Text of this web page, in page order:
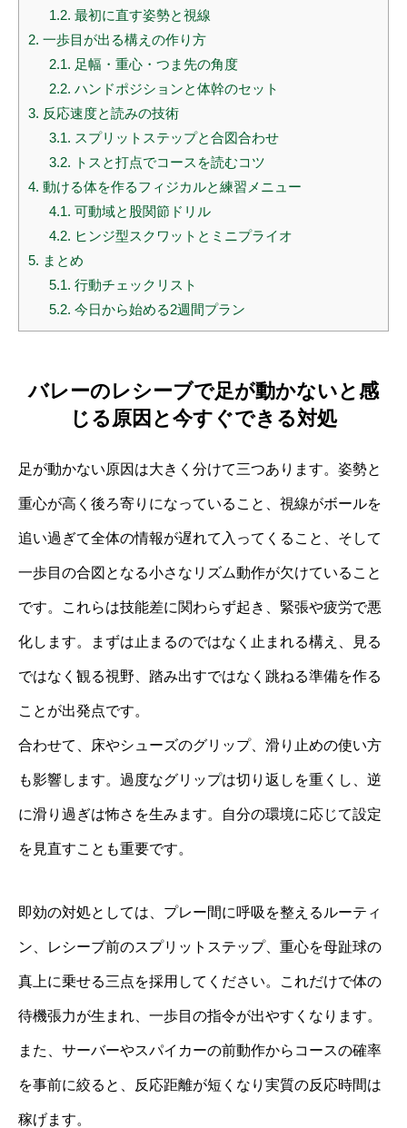
1.2. 最初に直す姿勢と視線
2. 一歩目が出る構えの作り方
2.1. 足幅・重心・つま先の角度
2.2. ハンドポジションと体幹のセット
3. 反応速度と読みの技術
3.1. スプリットステップと合図合わせ
3.2. トスと打点でコースを読むコツ
4. 動ける体を作るフィジカルと練習メニュー
4.1. 可動域と股関節ドリル
4.2. ヒンジ型スクワットとミニプライオ
5. まとめ
5.1. 行動チェックリスト
5.2. 今日から始める2週間プラン
バレーのレシーブで足が動かないと感
じる原因と今すぐできる対処
足が動かない原因は大きく分けて三つあります。姿勢と
重心が高く後ろ寄りになっていること、視線がボールを
追い過ぎて全体の情報が遅れて入ってくること、そして
一歩目の合図となる小さなリズム動作が欠けていること
です。これらは技能差に関わらず起き、緊張や疲労で悪
化します。まずは止まるのではなく止まれる構え、見る
ではなく観る視野、踏み出すではなく跳ねる準備を作る
ことが出発点です。
合わせて、床やシューズのグリップ、滑り止めの使い方
も影響します。過度なグリップは切り返しを重くし、逆
に滑り過ぎは怖さを生みます。自分の環境に応じて設定
を見直すことも重要です。
即効の対処としては、プレー間に呼吸を整えるルーティ
ン、レシーブ前のスプリットステップ、重心を母趾球の
真上に乗せる三点を採用してください。これだけで体の
待機張力が生まれ、一歩目の指令が出やすくなります。
また、サーバーやスパイカーの前動作からコースの確率
を事前に絞ると、反応距離が短くなり実質の反応時間は
稼げます。